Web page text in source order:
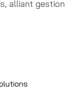
alliant gestion